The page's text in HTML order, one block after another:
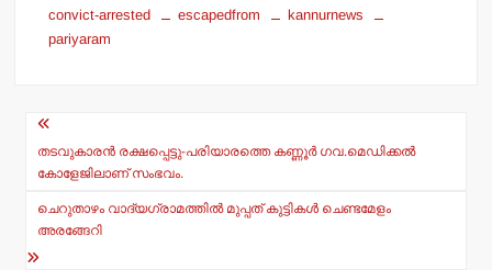
at
p
p
c
o
o
k
convict-arrested escapedfrom
kannurnews
pariyaram
Post
navigation
തടവുകാരന്‍ രക്ഷപ്പെട്ടു-പരിയാരത്തെ കണ്ണൂര്‍ ഗവ.മെഡിക്കല്‍
കോളേജിലാണ് സംഭവം.
ചെറുതാഴം വാദ്യഗ്രാമത്തില്‍ മുപ്പത് കുട്ടികള്‍ ചെണ്ടമേളം
അരങ്ങേറി